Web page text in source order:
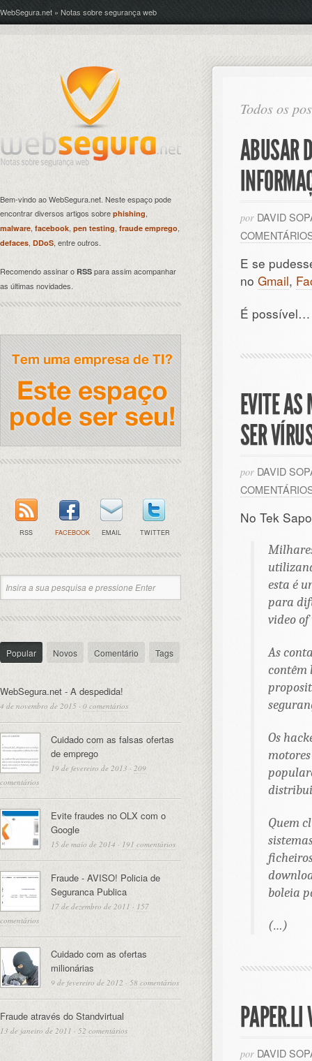
WebSegura.net » Notas sobre segurança web
Todos os
ABUSAR
por DAVID
E se
no Gmail,
É
EVITE
SER
por DAVID
No Tek
esta é
para
video of
As
contêm
Os
Quem
boleia
(…)
por DAVID
Bem-vindo ao WebSegura.net. Neste espaço pode
encontrar diversos artigos sobre phishing,
malware, facebook, pen testing fraude emprego,
defaces, DDoS, entre outros.
Recomendo assinar o RSS para assim acompanhar
as últimas novidades.
RSS FACEBOOK EMAIL TWITTER
Popular Novos Comentário Tags
WebSegura.net - A despedida!
4 de novembro de 2015 · 0 comentários
Cuidado com as falsas ofertas
de emprego
19 de fevereiro de 2013 · 209
comentários
Evite fraudes no OLX com o
Google
15 de maio de 2014 · 191 comentários
Fraude - AVISO! Policia de
Seguranca Publica
17 de dezembro de 2011 · 157
comentários
Cuidado com as ofertas
milionárias
9 de fevereiro de 2012 · 58 comentários
Fraude através do Standvirtual
13 de janeiro de 2011 · 52 comentários